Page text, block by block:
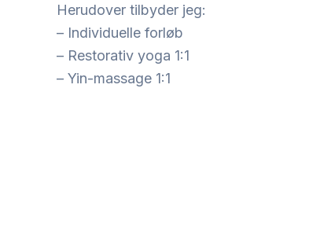
Herudover tilbyder jeg:
– Individuelle forløb
– Restorativ yoga 1:1
– Yin-massage 1:1